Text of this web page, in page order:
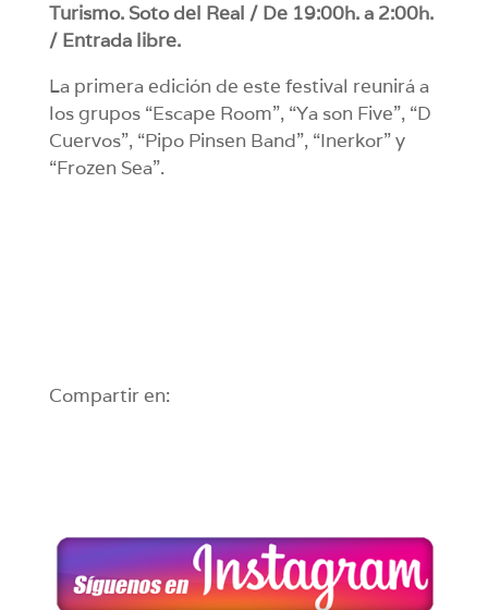
Turismo. Soto del Real / De 19:00h. a 2:00h.
/ Entrada libre.
La primera edición de este festival reunirá a
los grupos “Escape Room”, “Ya son Five”, “D
Cuervos”, “Pipo Pinsen Band”, “Inerkor” y
“Frozen Sea”.
Compartir en: